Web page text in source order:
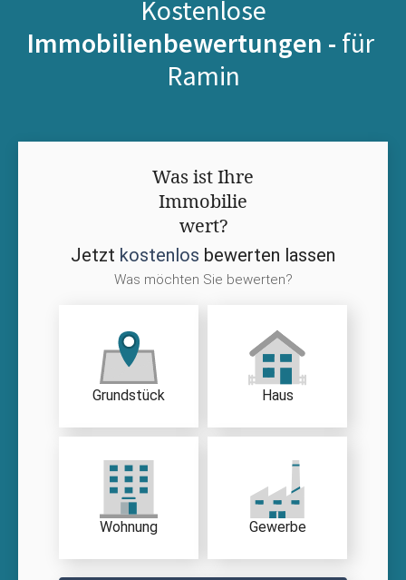
Kostenlose
Immobilienbewertungen - für
Ramin
Was ist Ihre
Immobilie
wert?
Jetzt kostenlos bewerten lassen
Was möchten Sie bewerten?
Grundstück Haus
Wohnung Gewerbe